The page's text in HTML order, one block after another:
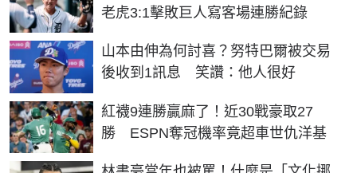
老虎3:1擊敗巨人寫客場連勝紀錄
山本由伸為何討喜？努特巴爾被交易
後收到1訊息 笑讚：他人很好
紅襪9連勝贏麻了！近30戰豪取27
勝 ESPN奪冠機率竟超車世仇洋基